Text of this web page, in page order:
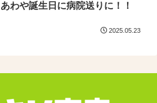
あわや誕生日に病院送りに！！
2025.05.23